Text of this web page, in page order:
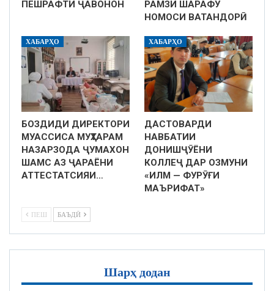
ПЕШРАФТИ ҶАВОНОН
РАМЗИ ШАРАФУ
НОМОСИ ВАТАНДОРӢ
ХАБАРҲО
БОЗДИДИ ДИРЕКТОРИ
МУАССИСА МУҲТАРАМ
НАЗАРЗОДА ҶУМАХОН
ШАМС АЗ ҶАРАЁНИ
АТТЕСТАТСИЯИ…
ХАБАРҲО
ДАСТОВАРДИ
НАВБАТИИ
ДОНИШҶӮЁНИ
КОЛЛЕҶ ДАР ОЗМУНИ
«ИЛМ — ФУРӮҒИ
МАЪРИФАТ»
ПЕШ БАЪДӢ
Шарҳ додан